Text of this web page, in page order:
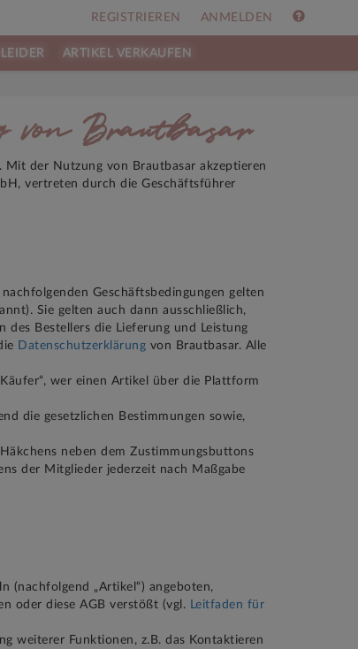
REGISTRIEREN ANMELDEN
ARTIKEL VERKAUFEN
von Brautbasar
der Nutzung von Brautbasar akzeptieren
vertreten durch die Geschäftsführer
Geschäftsbedingungen gelten
Sie gelten auch dann ausschließlich,
des Bestellers die Lieferung und Leistung
Datenschutzerklärung von Brautbasar. Alle
wer einen Artikel über die Plattform
die gesetzlichen Bestimmungen sowie,
neben dem Zustimmungsbuttons
der Mitglieder jederzeit nach Maßgabe
(nachfolgend „Artikel“) angeboten,
oder diese AGB verstößt (vgl. Leitfaden für
weiterer Funktionen, z.B. das Kontaktieren